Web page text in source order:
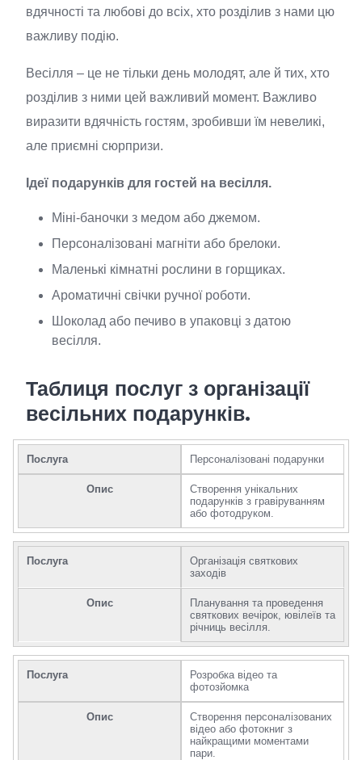
вдячності та любові до всіх, хто розділив з нами цю
важливу подію.
Весілля – це не тільки день молодят, але й тих, хто
розділив з ними цей важливий момент. Важливо
виразити вдячність гостям, зробивши їм невеликі,
але приємні сюрпризи.
Ідеї подарунків для гостей на весілля.
Міні-баночки з медом або джемом.
Персоналізовані магніти або брелоки.
Маленькі кімнатні рослини в горщиках.
Ароматичні свічки ручної роботи.
Шоколад або печиво в упаковці з датою
весілля.
Таблиця послуг з організації
весільних подарунків.
Послуга Персоналізовані подарунки
Опис
Створення унікальних
подарунків з гравіруванням
або фотодруком.
Послуга
Організація святкових
заходів
Опис
Планування та проведення
святкових вечірок, ювілеїв та
річниць весілля.
Послуга
Розробка відео та
фотозйомка
Опис
Створення персоналізованих
відео або фотокниг з
найкращими моментами
пари.